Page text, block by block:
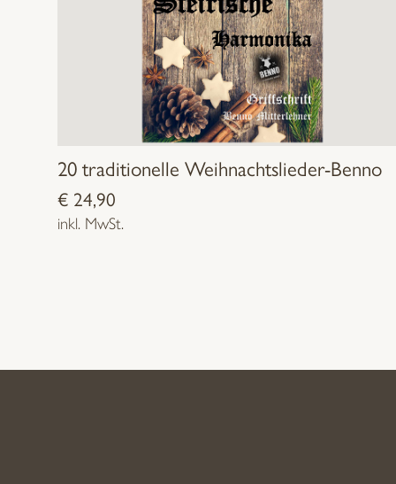
20 traditionelle Weihnachtslieder-Benno
€ 24,90
inkl. MwSt.